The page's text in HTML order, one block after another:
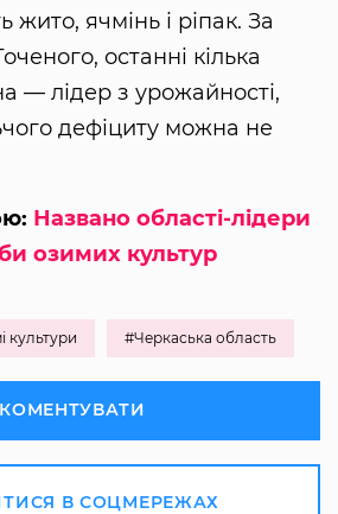
ячмінь і ріпак. За
останні кілька
— лідер з урожайності,
дефіциту можна не
Названо області-лідери
озимих культур
культури #Черкаська область
КОМЕНТУВАТИ
В СОЦМЕРЕЖАХ